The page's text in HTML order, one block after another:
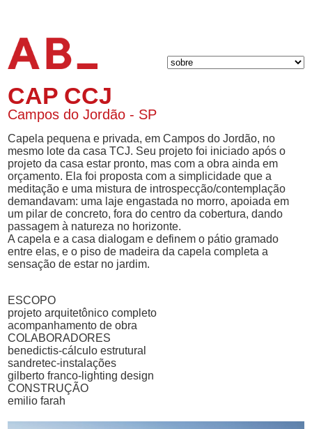
CAP CCJ
Campos do Jordão - SP
Capela pequena e privada, em Campos do Jordão, no
mesmo lote da casa TCJ. Seu projeto foi iniciado após o
projeto da casa estar pronto, mas com a obra ainda em
orçamento. Ela foi proposta com a simplicidade que a
meditação e uma mistura de introspecção/contemplação
demandavam: uma laje engastada no morro, apoiada em
um pilar de concreto, fora do centro da cobertura, dando
passagem à natureza no horizonte.
A capela e a casa dialogam e definem o pátio gramado
entre elas, e o piso de madeira da capela completa a
sensação de estar no jardim.
ESCOPO
projeto arquitetônico completo
acompanhamento de obra
COLABORADORES
benedictis-cálculo estrutural
sandretec-instalações
gilberto franco-lighting design
CONSTRUÇÃO
emilio farah